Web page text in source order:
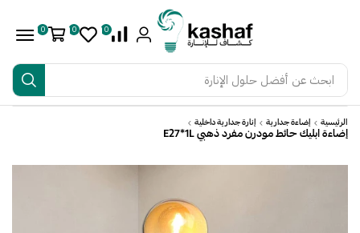
ابحث عن أفضل حلول الإنارة
0
0
0
الرئيسية إضاءة جدارية إنارة جدارية داخلية
إضاءة ابليك حائط مودرن مفرد ذهبي E27*1L